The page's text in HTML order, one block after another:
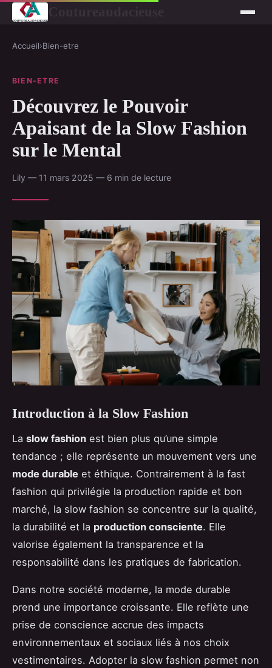
Accueil›Bien-etre
BIEN-ETRE
Découvrez le Pouvoir
Apaisant de la Slow Fashion
sur le Mental
Lily — 11 mars 2025 — 6 min de lecture
Introduction à la Slow Fashion
La slow fashion est bien plus qu’une simple
tendance ; elle représente un mouvement vers une
mode durable et éthique. Contrairement à la fast
fashion qui privilégie la production rapide et bon
marché, la slow fashion se concentre sur la qualité,
la durabilité et la production consciente. Elle
valorise également la transparence et la
responsabilité dans les pratiques de fabrication.
Dans notre société moderne, la mode durable
prend une importance croissante. Elle reflète une
prise de conscience accrue des impacts
environnementaux et sociaux liés à nos choix
vestimentaires. Adopter la slow fashion permet non